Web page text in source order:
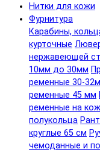
Нитки для кожи
Фурнитура
Карабины,
курточные
нержавеющей
10мм до 30мм
ременные 30-
ременные 45 мм
ременные на
полукольца
круглые 65 см
чемоданные и